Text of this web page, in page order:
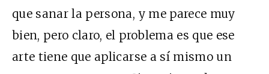
que sanar la persona, y me parece muy
bien, pero claro, el problema es que ese
arte tiene que aplicarse a sí mismo un